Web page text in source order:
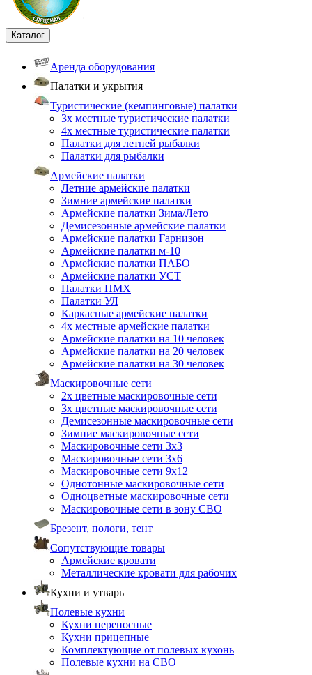
Каталог
Аренда оборудования
Палатки и укрытия
Туристические (кемпинговые) палатки
3х местные туристические палатки
4х местные туристические палатки
Палатки для летней рыбалки
Палатки для рыбалки
Армейские палатки
Летние армейские палатки
Зимние армейские палатки
Армейские палатки Зима/Лето
Демисезонные армейские палатки
Армейские палатки Гарнизон
Армейские палатки м-10
Армейские палатки ПАБО
Армейские палатки УСТ
Палатки ПМХ
Палатки УЛ
Каркасные армейские палатки
4х местные армейские палатки
Армейские палатки на 10 человек
Армейские палатки на 20 человек
Армейские палатки на 30 человек
Маскировочные сети
2х цветные маскировочные сети
3х цветные маскировочные сети
Демисезонные маскировочные сети
Зимние маскировочные сети
Маскировочные сети 3х3
Маскировочные сети 3х6
Маскировочные сети 9х12
Однотонные маскировочные сети
Одноцветные маскировочные сети
Маскировочные сети в зону СВО
Брезент, пологи, тент
Сопутствующие товары
Армейские кровати
Металлические кровати для рабочих
Кухни и утварь
Полевые кухни
Кухни переносные
Кухни прицепные
Комплектующие от полевых кухонь
Полевые кухни на СВО